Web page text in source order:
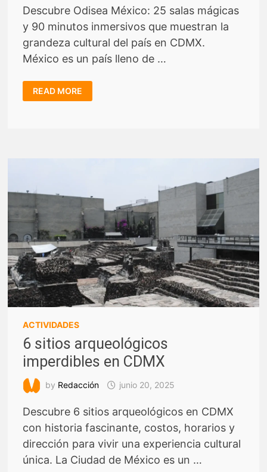
Descubre Odisea México: 25 salas mágicas
y 90 minutos inmersivos que muestran la
grandeza cultural del país en CDMX.
México es un país lleno de …
ODISEA
MÉXICO:
25
READ MORE
ACTIVIDADES
6 sitios arqueológicos
imperdibles en CDMX
by Redacción junio 20, 2025
Descubre 6 sitios arqueológicos en CDMX
con historia fascinante, costos, horarios y
dirección para vivir una experiencia cultural
única. La Ciudad de México es un …